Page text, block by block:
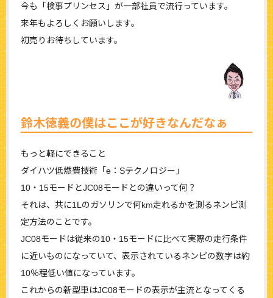
今も「検事プリンセス」が一部社員で流行っています。
来年もよろしくお願いします。
初売りお待ちしています。
鈴木徳義の僕はここが好きなんだなぁ
もっと軽にできること
ダイハツ低燃費技術「e：Sテクノロジー」
10・15モードとJC08モードとの違いって何？
それは、共に1Lのガソリンで何km走れるかを測るネンピ測
定方法のことです。
JC08モードは従来の10・15モードに比べて実際の走行条件
に近いものになっていて、表示されているネンピの数字は約
10％程低い値になっています。
これからの新型車はJC08モードの表示が主流となってくる